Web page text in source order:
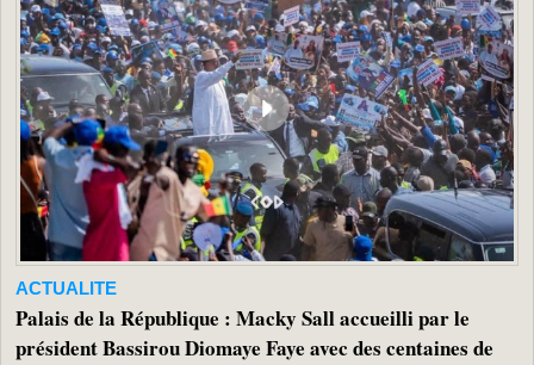
ACTUALITE
Palais de la République : Macky Sall accueilli par le
président Bassirou Diomaye Faye avec des centaines de